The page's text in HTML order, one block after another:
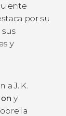
por su
y
a J. K.
y
la